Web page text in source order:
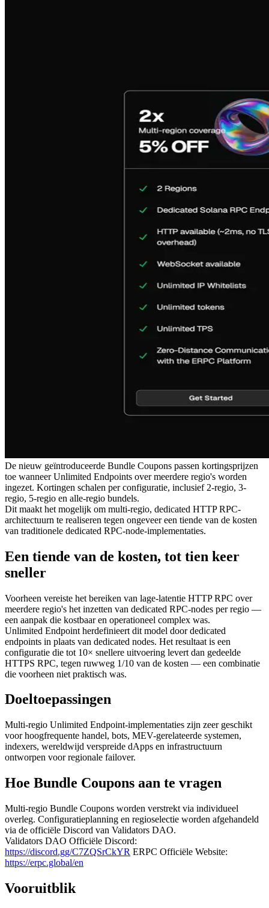
De nieuw geïntroduceerde Bundle Coupons passen kortingsprijzen
toe wanneer Unlimited Endpoints over meerdere regio's worden
ingezet. Kortingen schalen per configuratie, inclusief 2-regio, 3-
regio, 5-regio en alle-regio bundels.
Dit maakt het mogelijk om multi-regio, dedicated HTTP RPC-
architectuurn te realiseren tegen ongeveer een tiende van de kosten
van traditionele dedicated RPC-node-implementaties.
Een tiende van de kosten, tot tien keer
sneller
Voorheen vereiste het bereiken van lage-latentie HTTP RPC over
meerdere regio's het inzetten van dedicated RPC-nodes per regio —
een aanpak die kostbaar en operationeel complex was.
Unlimited Endpoint herdefinieert dit model door dedicated
endpoints in plaats van dedicated nodes. Het resultaat is een
configuratie die tot 10× snellere uitvoering levert dan gedeelde
HTTPS RPC, tegen ruwweg 1/10 van de kosten — een combinatie
die voorheen niet praktisch was.
Doeltoepassingen
Multi-regio Unlimited Endpoint-implementaties zijn zeer geschikt
voor hoogfrequente handel, bots, MEV-gerelateerde systemen,
indexers, wereldwijd verspreide dApps en infrastructuurn
ontworpen voor regionale failover.
Hoe Bundle Coupons aan te vragen
Multi-regio Bundle Coupons worden verstrekt via individueel
overleg. Configuratieplanning en regioselectie worden afgehandeld
via de officiële Discord van Validators DAO.
Validators DAO Officiële Discord:
https://discord.gg/C7ZQSrCkYR ERPC Officiële Website:
https://erpc.global/en
Vooruitblik